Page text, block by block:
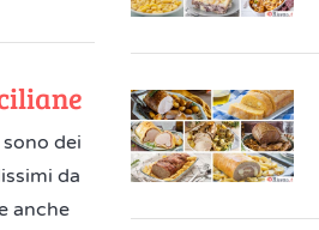
dei
da
anche